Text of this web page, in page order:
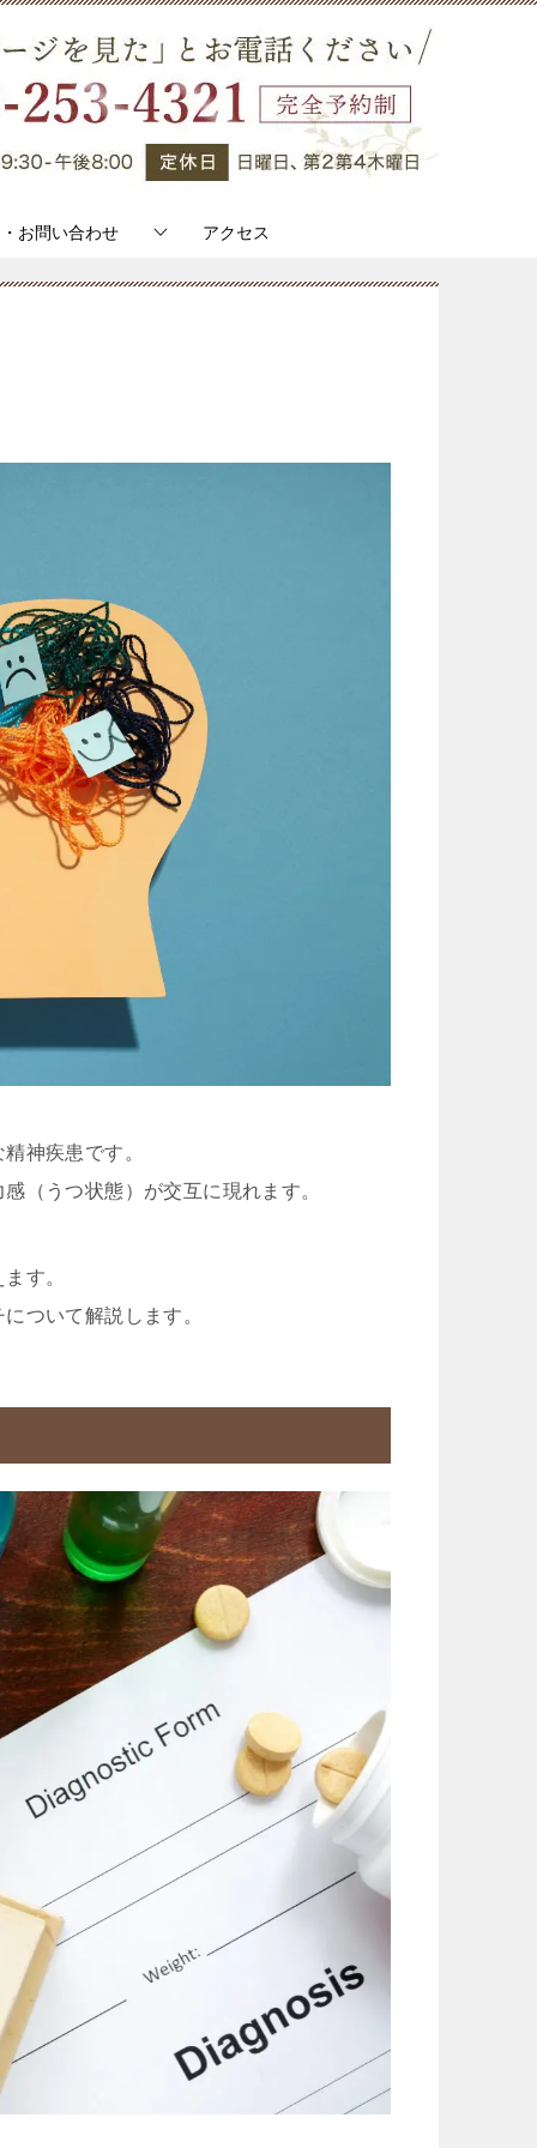
お問い合わせ アクセス
神疾患です。
（うつ状態）が交互に現れます。
す。
ついて解説します。